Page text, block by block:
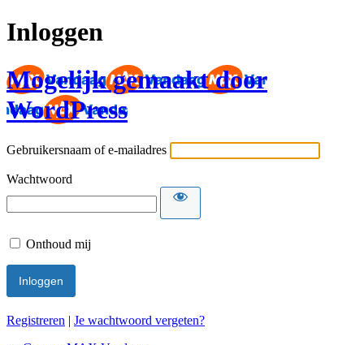
Inloggen
Mogelijk gemaakt door
WordPress
Gebruikersnaam of e-mailadres
Wachtwoord
Onthoud mij
Registreren | Je wachtwoord vergeten?